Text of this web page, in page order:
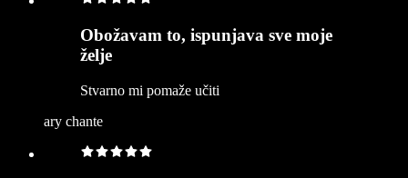
Obožavam to, ispunjava sve moje
želje
Stvarno mi pomaže učiti
ary chante